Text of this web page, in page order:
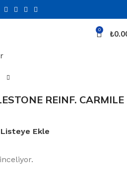
0 ₺
REINF. CARMILE
Listeye Ekle